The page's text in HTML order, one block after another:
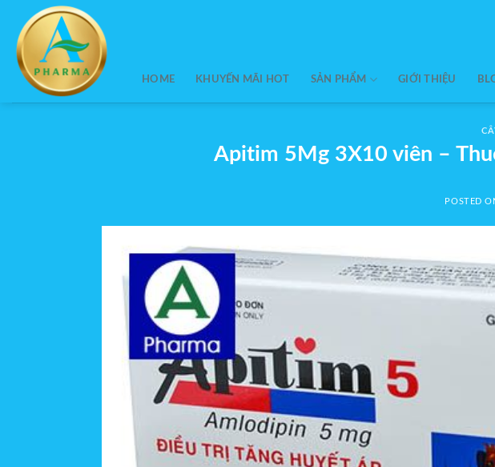
content
HOME KHUYẾN MÃI HOT SẢN PHẨM GIỚI THIỆU
Apitim 5Mg 3X10 viên –
POSTED